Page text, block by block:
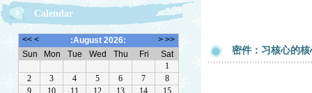
Calendar
密件：习核心的